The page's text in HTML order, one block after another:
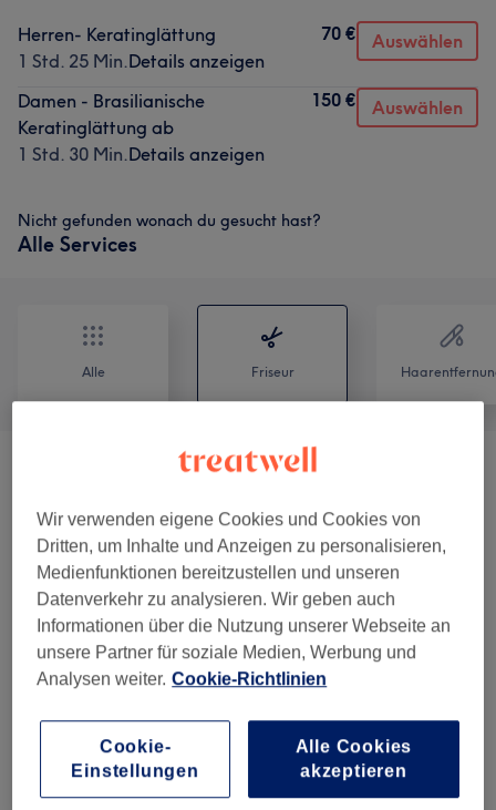
Herren- Keratinglättung
1 Std. 25 Min.Details anzeigen
70 € Auswählen
Damen - Brasilianische
Keratinglättung ab
1 Std. 30 Min.Details anzeigen
150 € Auswählen
Nicht gefunden wonach du gesucht hast?
Alle Services
Alle Friseur
Damen-Haarschnitte & Stylings (10)
Damen - Farbe & Coloration (20 ) ab 33,75 €
Haarverlängerung (1) ab 4,50 €
Herren - Haarschnitte & Stylings (5) ab 18 €
Herren - Farbe &
Grauhaarkaschierung (2)
Unsere Arbeit
Wir verwenden eigene Cookies und Cookies von
Dritten, um Inhalte und Anzeigen zu personalisieren,
Medienfunktionen bereitzustellen und unseren
Datenverkehr zu analysieren. Wir geben auch
Informationen über die Nutzung unserer Webseite an
unsere Partner für soziale Medien, Werbung und
Analysen weiter. Cookie-Richtlinien
Cookie-
Einstellungen
Alle Cookies
akzeptieren